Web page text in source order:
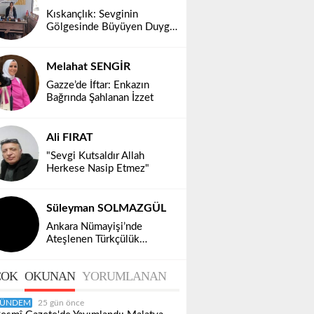
Kıskançlık: Sevginin
Gölgesinde Büyüyen Duygu,
Melahat SENGİR
Gazze’de İftar: Enkazın
Bağrında Şahlanan İzzet
Ali FIRAT
"Sevgi Kutsaldır Allah
Herkese Nasip Etmez"
Süleyman SOLMAZGÜL
Ankara Nümayişi’nde
Ateşlenen Türkçülük
OKUNAN YORUMLANAN
25 gün önce